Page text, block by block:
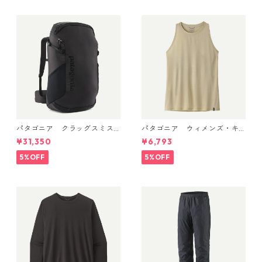
パタゴニア クラッグスミス
パック 45L ブラック 48066 P
atagonia Cragsmith Pack 日
本正規品
¥31,350
5%OFF
パタゴニア ウィメンズ・キ
ャプリーン・クール・ウルト
ラ・タンク Pumice - Dyno W
hite X-Dye 44740 日本正規
品
¥6,793
5%OFF